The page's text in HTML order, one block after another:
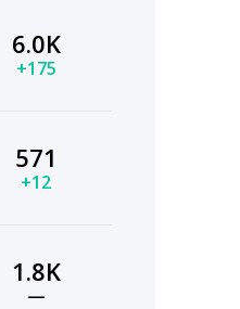
6.0K
+175
571
+12
1.8K
—